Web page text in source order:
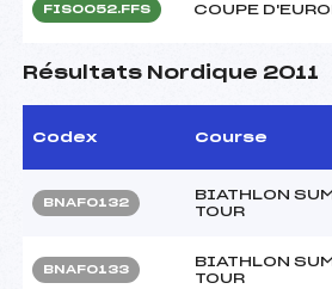
FIS0052.FFS COUPE
Résultats Nordique 2011
Codex Course
BNAF0132
BIATHLON
TOUR
BNAF0133
BIATHLON
TOUR